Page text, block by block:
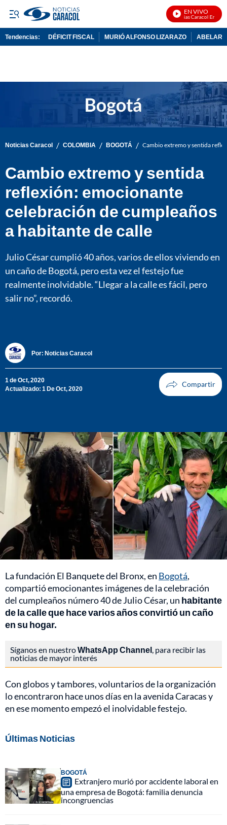
EN VIVO
Noticias Caracol En Vivo
Tendencias: DÉFICIT FISCAL MURIÓ ALFONSO LIZARAZO
Noticias Caracol / COLOMBIA / BOGOTÁ / Cambio extremo y sentida
Cambio extremo y sentida
reflexión: emocionante
celebración de cumpleaños
a habitante de calle
Julio César cumplió 40 años, varios de ellos viviendo en
un caño de Bogotá, pero esta vez el festejo fue
realmente inolvidable. “Llegar a la calle es fácil, pero
salir no”, recordó.
Por: Noticias Caracol
1 de Oct, 2020
Actualizado: 1 De Oct, 2020
La fundación El Banquete del Bronx, en Bogotá,
compartió emocionantes imágenes de la celebración
del cumpleaños número 40 de Julio César, un habitante
de la calle que hace varios años convirtió un caño
en su hogar.
Síganos en nuestroWhatsApp Channel, para recibir las
noticias de mayor interés
Con globos y tambores, voluntarios de la organización
lo encontraron hace unos días en la avenida Caracas y
en ese momento empezó el inolvidable festejo.
Últimas Noticias
BOGOTÁ
Extranjero murió por accidente laboral en
una empresa de Bogotá: familia denuncia
incongruencias